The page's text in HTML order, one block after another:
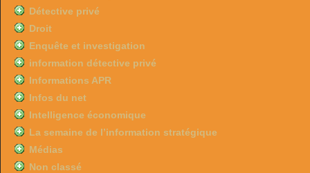
Détective privé
Droit
Enquête et investigation
information détective privé
Informations APR
Infos du net
Intelligence économique
La semaine de l’information stratégique
Médias
Non classé